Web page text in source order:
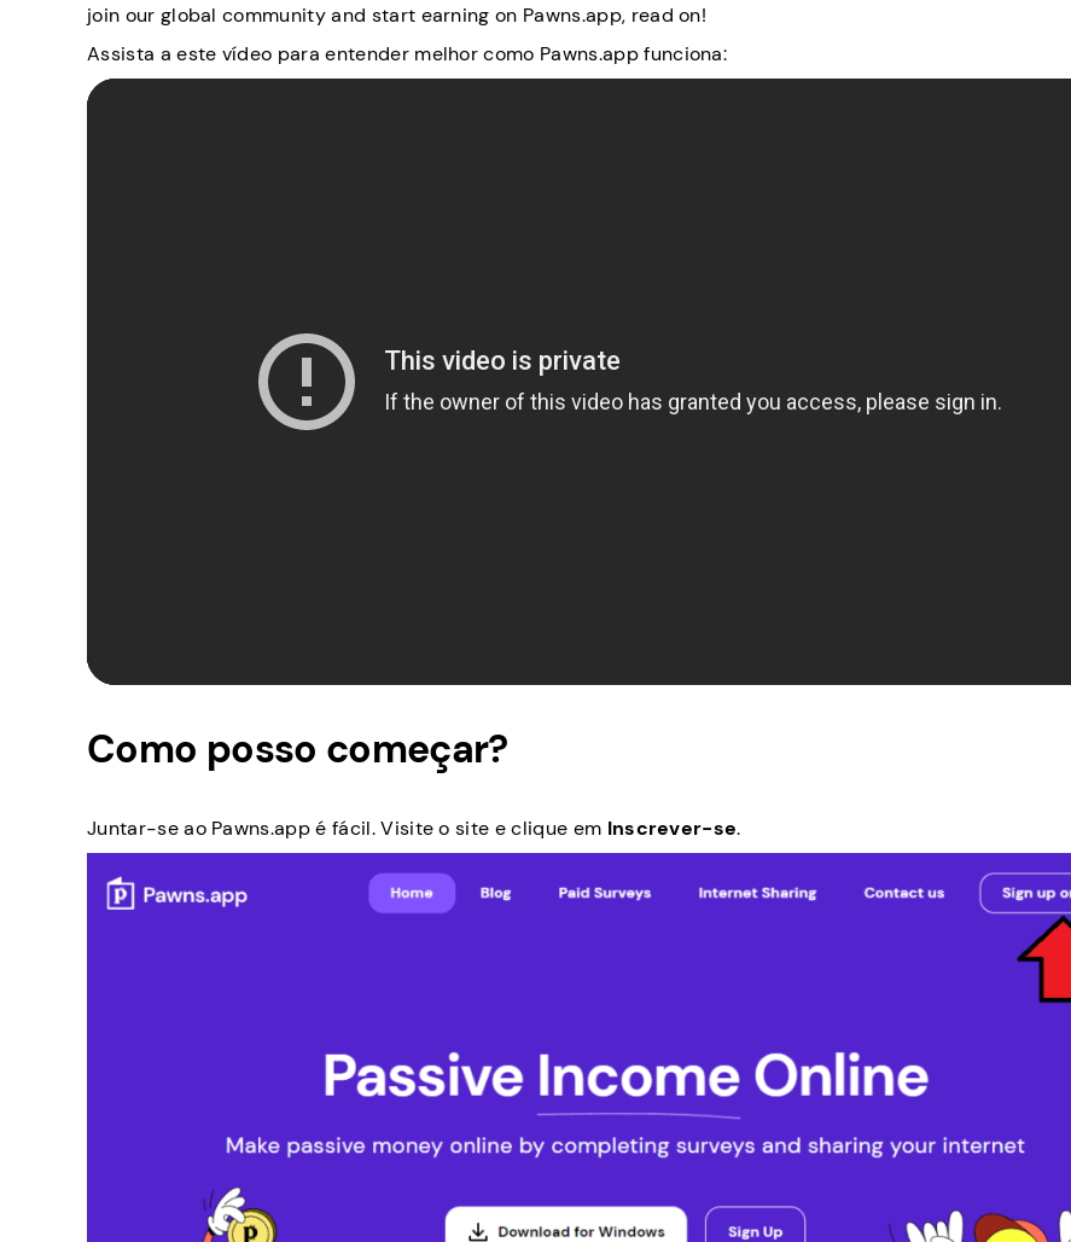
join our global community and start earning on Pawns.app, read on!
Assista a este vídeo para entender melhor como Pawns.app funciona:
Como posso começar?
Juntar-se ao Pawns.app é fácil. Visite o site e clique em Inscrever-se.